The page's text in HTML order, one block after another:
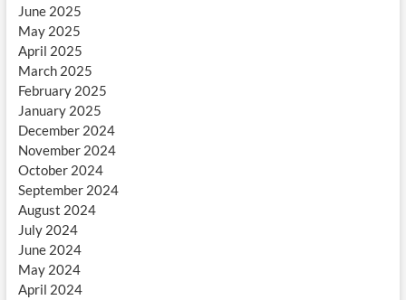
June 2025
May 2025
April 2025
March 2025
February 2025
January 2025
December 2024
November 2024
October 2024
September 2024
August 2024
July 2024
June 2024
May 2024
April 2024